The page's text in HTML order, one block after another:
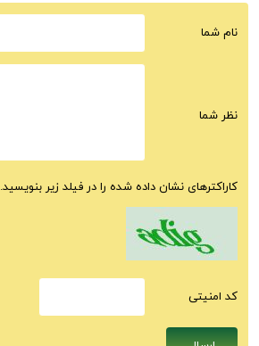
نام شما
نظر شما
کاراکترهای نشان داده شده را در فیلد زیر بنویسید.
كد امنيتى